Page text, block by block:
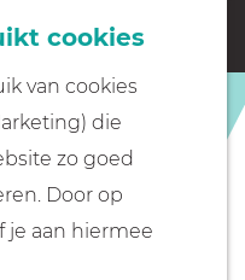
cookies
van cookies
die
zo goed
Door op
je aan hiermee